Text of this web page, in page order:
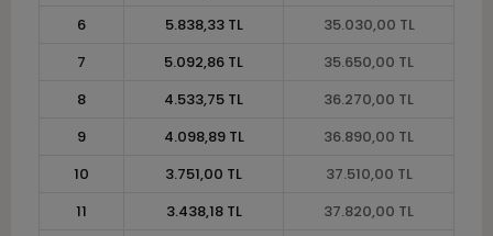
6
5.838,33 TL
35.030,00 TL
7
5.092,86 TL
35.650,00 TL
8
4.533,75 TL
36.270,00 TL
9
4.098,89 TL
36.890,00 TL
10
3.751,00 TL
37.510,00 TL
11
3.438,18 TL
37.820,00 TL